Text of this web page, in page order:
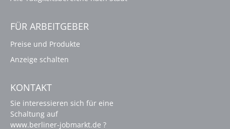
FÜR ARBEITGEBER
Preise und Produkte
Anzeige schalten
KONTAKT
Sie interessieren sich für eine
Schaltung auf
www.berliner-jobmarkt.de ?